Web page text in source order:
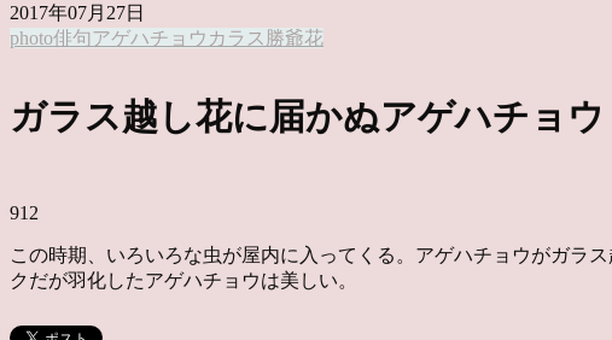
2017年07月27日
photo俳句アゲハチョウ カラス 勝爺花
ガラス越し花に届かぬアゲハチョウ
912
この時期、いろいろな虫が屋内に入ってくる。アゲハチョウがガラ
クだが羽化したアゲハチョウは美しい。